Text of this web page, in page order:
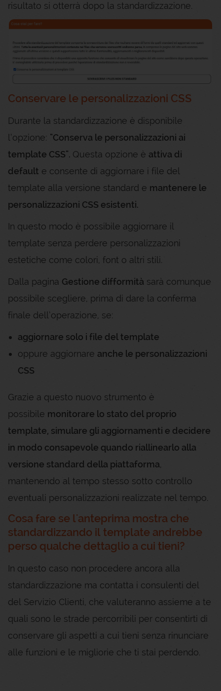
risultato si otterrà dopo la standardizzazione.
Conservare le personalizzazioni CSS
Durante la standardizzazione è disponibile
l’opzione: "Conserva le personalizzazioni ai
template CSS". Questa opzione è attiva di
default e consente di aggiornare i file del
template alla versione standard e mantenere le
personalizzazioni CSS esistenti.
In questo modo è possibile aggiornare il
template senza perdere personalizzazioni
estetiche come colori, font o altri stili.
Dalla pagina Gestione difformità sarà comunque
possibile scegliere, prima di dare la conferma
finale dell’operazione, se:
aggiornare solo i file del template
oppure aggiornare anche le personalizzazioni
CSS
Grazie a questo nuovo strumento è
possibile monitorare lo stato del proprio
template, simulare gli aggiornamenti e decidere
in modo consapevole quando riallinearlo alla
versione standard della piattaforma
mantenendo al tempo stesso sotto controllo
eventuali personalizzazioni realizzate nel tempo.
Cosa fare se l'anteprima mostra che
standardizzando il template andrebbe
perso qualche dettaglio a cui tieni?
In questo caso non procedere ancora alla
standardizzazione ma contatta i consulenti del
del Servizio Clienti, che valuteranno assieme a te
quali sono le strade percorribili per consentirti di
conservare gli aspetti a cui tieni senza rinunciare
alle funzioni e le migliorie che ti stai perdendo.